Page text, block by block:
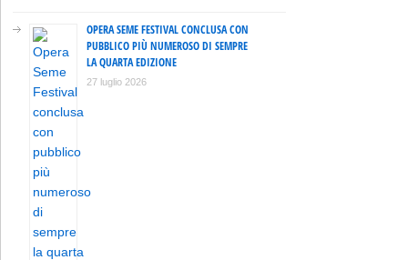
OPERA SEME FESTIVAL CONCLUSA CON
PUBBLICO PIÙ NUMEROSO DI SEMPRE
LA QUARTA EDIZIONE
27 luglio 2026